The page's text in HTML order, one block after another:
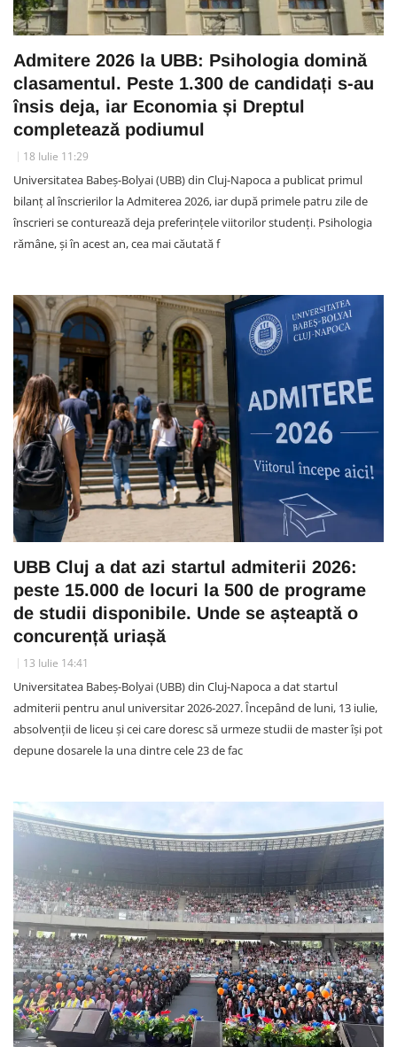
Admitere 2026 la UBB: Psihologia domină
clasamentul. Peste 1.300 de candidați s-au
însis deja, iar Economia și Dreptul
completează podiumul
18 Iulie 11:29
Universitatea Babeș-Bolyai (UBB) din Cluj-Napoca a publicat primul
bilanț al înscrierilor la Admiterea 2026, iar după primele patru zile de
înscrieri se conturează deja preferințele viitorilor studenți. Psihologia
rămâne, și în acest an, cea mai căutată f
UBB Cluj a dat azi startul admiterii 2026:
peste 15.000 de locuri la 500 de programe
de studii disponibile. Unde se așteaptă o
concurență uriașă
13 Iulie 14:41
Universitatea Babeș-Bolyai (UBB) din Cluj-Napoca a dat startul
admiterii pentru anul universitar 2026-2027. Începând de luni, 13 iulie,
absolvenții de liceu și cei care doresc să urmeze studii de master își pot
depune dosarele la una dintre cele 23 de fac